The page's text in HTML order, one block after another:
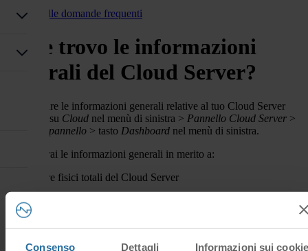
Consenso Dettagli Informazioni sui cookie
Torna alle domande frequenti
Dove trovo le informazioni
generali del Cloud Server?
Puoi trovare le informazioni generali relative al tuo Cloud Server
cliccando su Cloud nel menù di sinistra > Pannello Cloud Server >
Accedi al pannello > tasto Dashboard nel menù di sinistra.
Qui troverai le informazioni generali in merito a:
: Core fisici totali del Cloud Server
Memory
IOPS/h: La quantità di richieste di input / output